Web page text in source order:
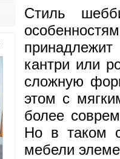
Стиль
кантри или
сложную
этом с
более
Но в таком
мебели